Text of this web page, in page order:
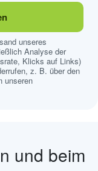
unseres
Analyse der
Klicks auf Links)
z. B. über den
unseren
und beim